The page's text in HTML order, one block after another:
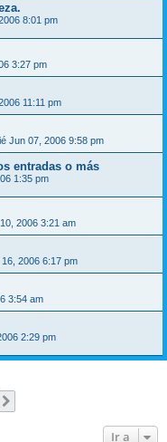
8:01 pm
3:27 pm
11:11 pm
Jun 07, 2006 9:58 pm
entradas o más
1:35 pm
2006 3:21 am
16, 2006 6:17 pm
3:54 am
2:29 pm
Ir a